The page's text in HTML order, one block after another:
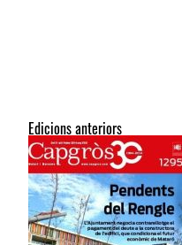
Edicions anteriors